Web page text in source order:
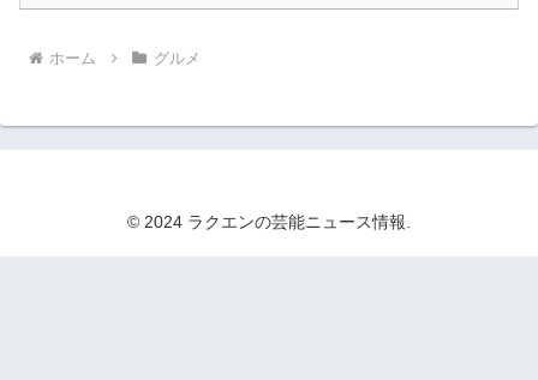
ホーム グルメ
© 2024 ラクエンの芸能ニュース情報.